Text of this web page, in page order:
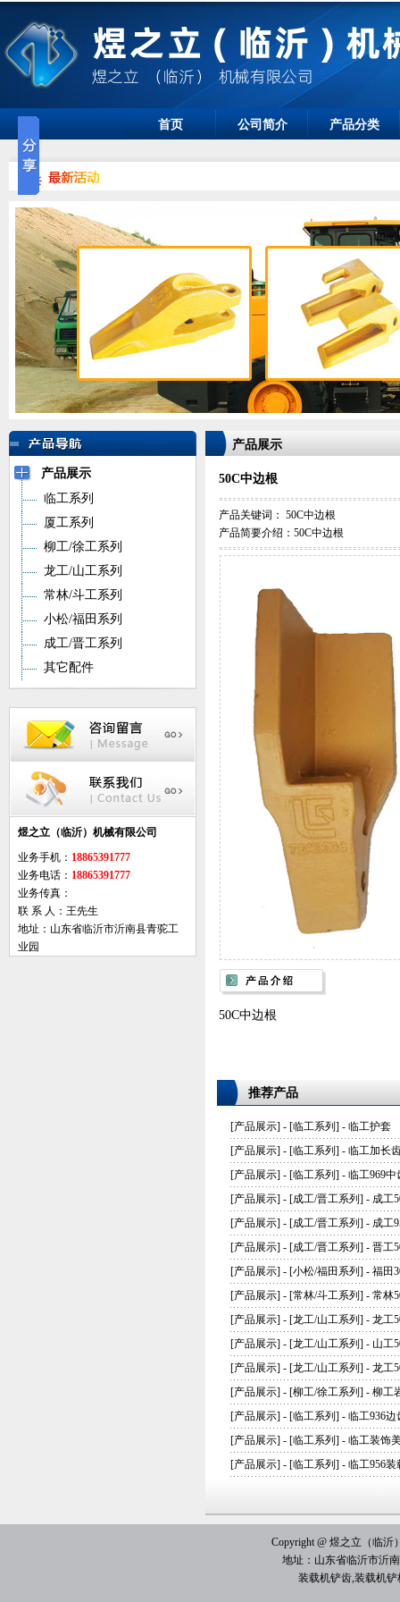
首页 公司简介 产品分类
产品展示
临工系列
厦工系列
柳工/徐工系列
龙工/山工系列
常林/斗工系列
小松/福田系列
成工/晋工系列
其它配件
煜之立（临沂）机械有限公司
业务手机： 18865391777
业务电话： 18865391777
业务传真：
联 系 人：王先生
地址：山东省临沂市沂南县青驼工
业园
产品展示
50C中边根
产品关键词：50C中边根
产品简要介绍：50C中边根
50C中边根
推荐产品
[产品展示] - [临工系列 ] - 临工护套
[产品展示] - [临工系列 ] - 临工加长
[产品展示] - [临工系列 ] - 临工969中
[产品展示] - [成工/晋工系列 ] - 成工
[产品展示] - [成工/晋工系列 ] - 成工
[产品展示] - [成工/晋工系列 ] - 晋工
[产品展示] - [小松/福田系列 ] - 福田
[产品展示] - [常林/斗工系列 ] - 常林
[产品展示] - [龙工/山工系列 ] - 龙工
[产品展示] - [龙工/山工系列 ] - 山工
[产品展示] - [龙工/山工系列 ] - 龙工
[产品展示] - [柳工/徐工系列 ] - 柳工
[产品展示] - [临工系列 ] - 临工936边
[产品展示] - [临工系列 ] - 临工装饰
[产品展示] - [临工系列 ] - 临工956
Copyright @ 煜之立（临沂
地址：山东省临沂市沂
装载机铲齿,装载机铲